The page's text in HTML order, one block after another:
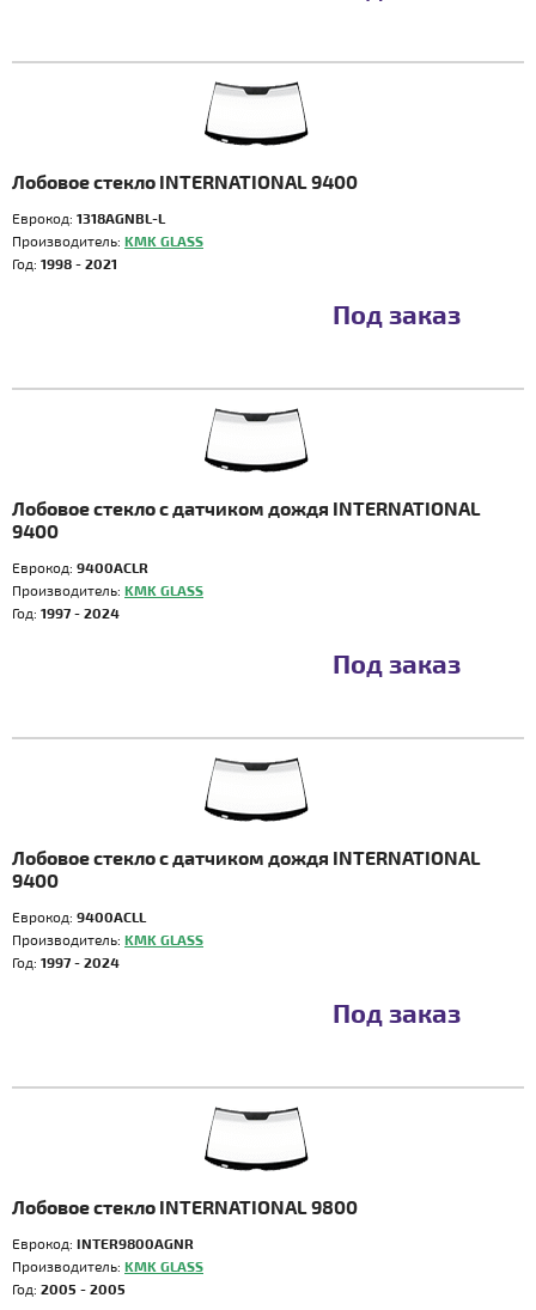
Лобовое стекло INTERNATIONAL 9400
Еврокод: 1318AGNBL-L
Производитель: KMK GLASS
Год: 1998 - 2021
Под заказ
Лобовое стекло с датчиком дождя INTERNATIONAL
9400
Еврокод: 9400ACLR
Производитель: KMK GLASS
Год: 1997 - 2024
Под заказ
Лобовое стекло с датчиком дождя INTERNATIONAL
9400
Еврокод: 9400ACLL
Производитель: KMK GLASS
Год: 1997 - 2024
Под заказ
Лобовое стекло INTERNATIONAL 9800
Еврокод: INTER9800AGNR
Производитель: KMK GLASS
Год: 2005 - 2005